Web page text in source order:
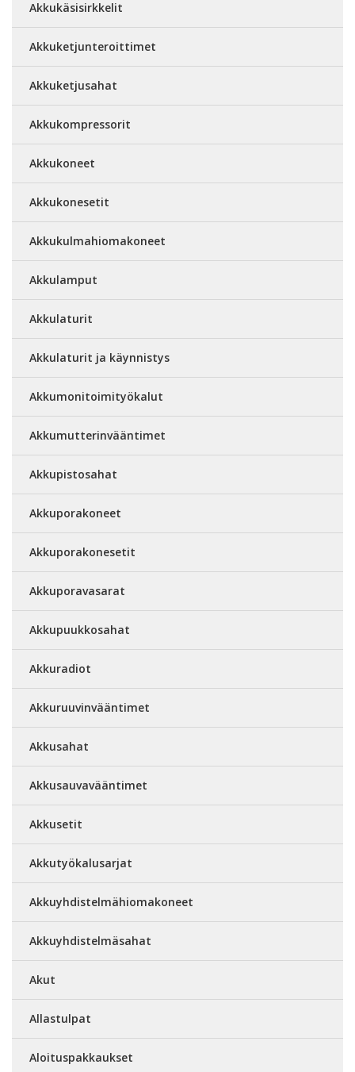
Akkukäsisirkkelit
Akkuketjunteroittimet
Akkuketjusahat
Akkukompressorit
Akkukoneet
Akkukonesetit
Akkukulmahiomakoneet
Akkulamput
Akkulaturit
Akkulaturit ja käynnistys
Akkumonitoimityökalut
Akkumutterinvääntimet
Akkupistosahat
Akkuporakoneet
Akkuporakonesetit
Akkuporavasarat
Akkupuukkosahat
Akkuradiot
Akkuruuvinvääntimet
Akkusahat
Akkusauvavääntimet
Akkusetit
Akkutyökalusarjat
Akkuyhdistelmähiomakoneet
Akkuyhdistelmäsahat
Akut
Allastulpat
Aloituspakkaukset